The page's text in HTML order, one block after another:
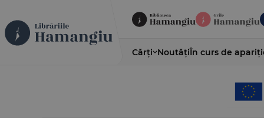
Cărți NoutățiÎn curs de